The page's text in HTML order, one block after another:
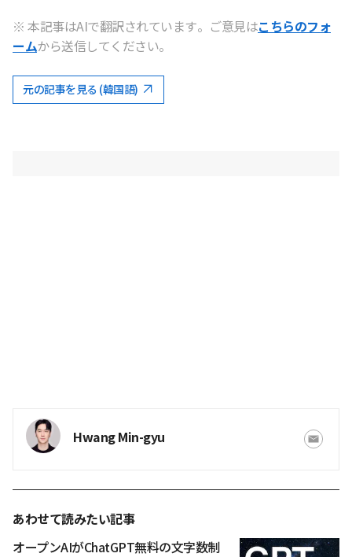
※ 本記事はAIで翻訳されています。ご意見はこちらのフォ
ームから送信してください。
元の記事を見る (韓国語)
Hwang Min-gyu
あわせて読みたい記事
オープンAIがChatGPT無料の文字数制